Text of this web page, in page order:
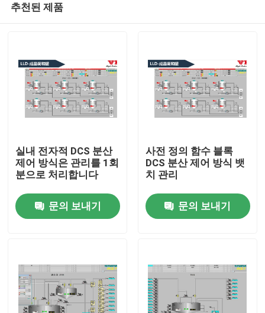
제품
추천된 제품
실내 전자적 DCS 분산
제어 방식은 관리를 1회
분으로 처리합니다
문의 보내기
사전 정의 함수 블록
DCS 분산 제어 방식 뱃
치 관리
문의 보내기